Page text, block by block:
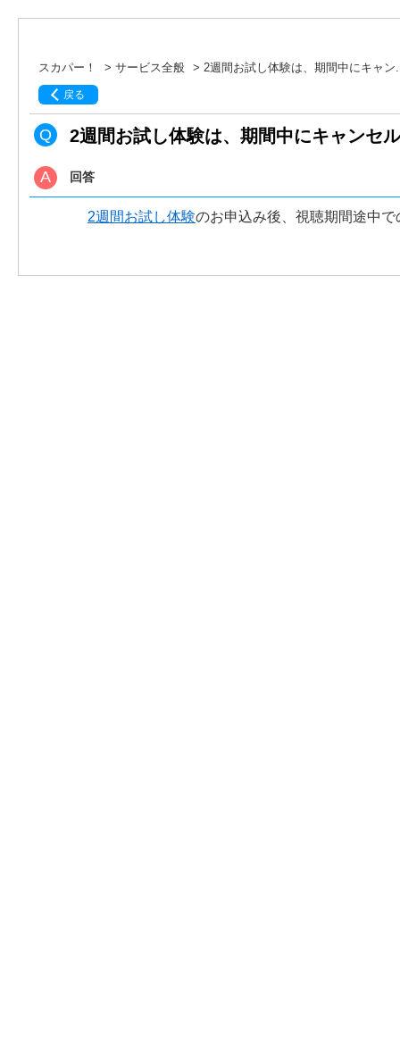
スカパー！ > サービス全般 > 2週間お試し体験は、期間中にキャン
戻る
2週間お試し体験は、期間中にキャンセ
回答
2週間お試し体験のお申込み後、視聴期間途中